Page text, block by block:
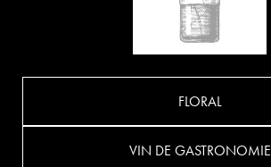
FLORAL
VIN DE GASTRONOMIE